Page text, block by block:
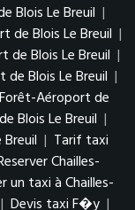
Blois Le Breuil |
de Blois Le Breuil |
Blois Le Breuil |
Blois Le Breuil |
Aéroport de
Blois Le Breuil |
| Tarif taxi
Chailles-
un taxi à Chailles-
| Devis taxi F�y |